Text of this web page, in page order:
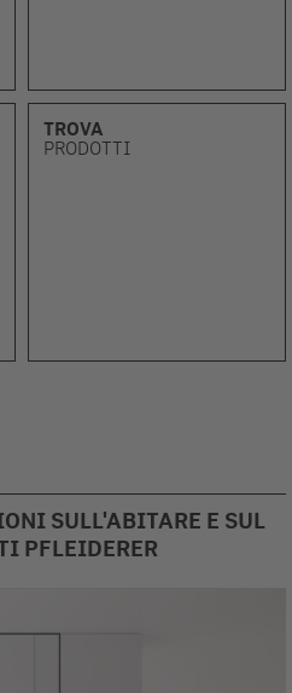
TROVA
PRODOTTI
SULL'ABITARE E SUL
PFLEIDERER